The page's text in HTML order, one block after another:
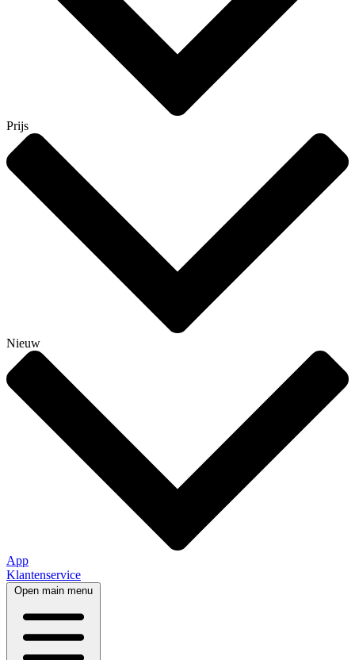
Prijs
Nieuw
App
Klantenservice
Open main menu